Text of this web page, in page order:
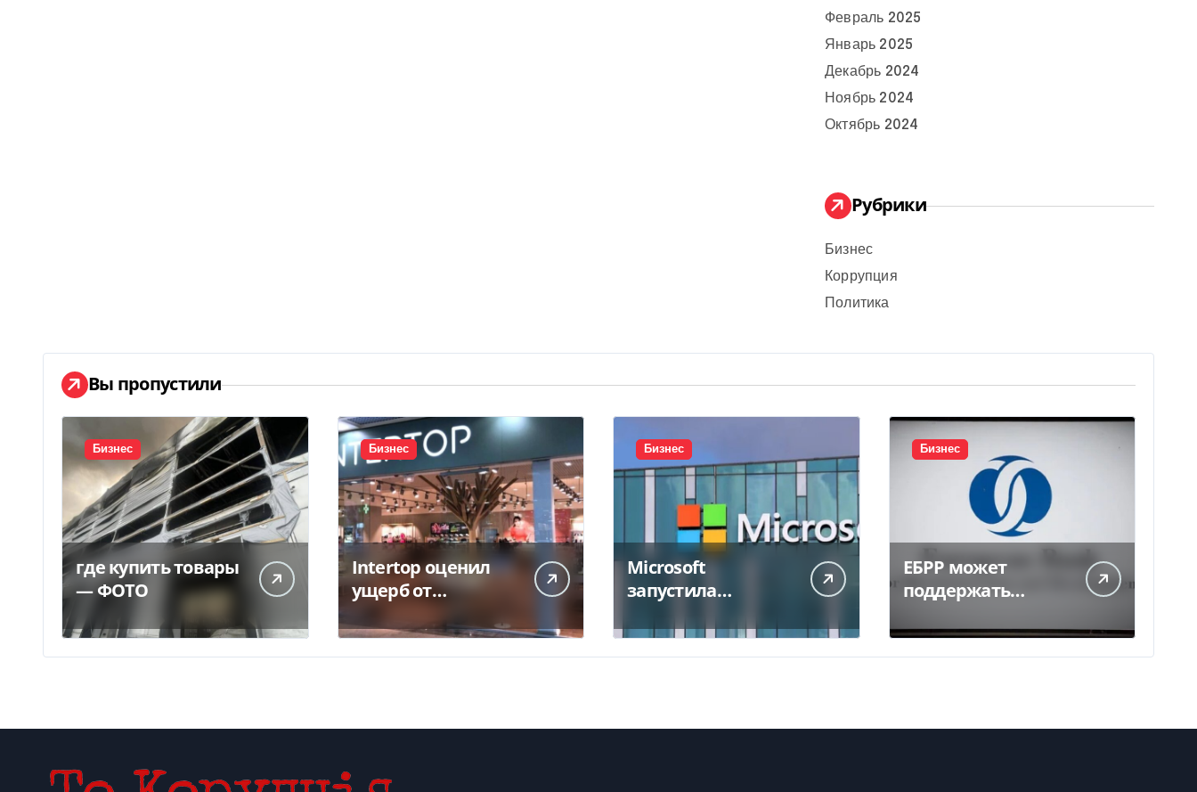
Февраль 2025
Январь 2025
Декабрь 2024
Ноябрь 2024
Октябрь 2024
Рубрики
Бизнес
Коррупция
Политика
Вы пропустили
Бизнес
где купить товары
— ФОТО
Бизнес
Intertop оценил
ущерб от
склада в 450 млн
грн
Бизнес
Microsoft
запустила
центр в Индии за
$20,5 миллиарда
Бизнес
ЕБРР может
поддержать
украинского
бизнеса на 300 млн